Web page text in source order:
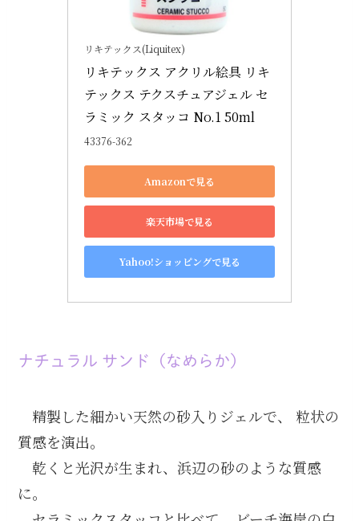
リキテックス(Liquitex)
リキテックス アクリル絵具 リキ
テックス テクスチュアジェル セ
ラミック スタッコ No.1 50ml
43376-362
Amazonで見る
楽天市場で見る
Yahoo!ショッピングで見る
ナチュラル サンド（なめらか）
精製した細かい天然の砂入りジェルで、 粒状の
質感を演出。
乾くと光沢が生まれ、浜辺の砂のような質感
に。